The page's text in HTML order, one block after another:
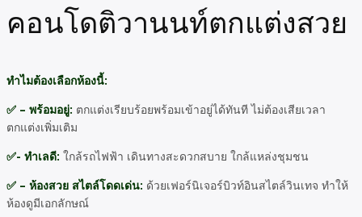
คอนโดติวานนท์ตกแต่งสวย
ทําไมต้องเลือกห้องนี้:
✅ – พร้อมอยู่: ตกแต่งเรียบร้อยพร้อมเข้าอยู่ได้ทันที ไม่ต้องเสียเวลา
ตกแต่งเพิ่มเติม
✅- ทําเลดี: ใกล้รถไฟฟ้า เดินทางสะดวกสบาย ใกล้แหล่งชุมชน
✅ – ห้องสวย สไตล์โดดเด่น: ด้วยเฟอร์นิเจอร์บิวท์อินสไตล์วินเทจ ทําให้
ห้องดูมีเอกลักษณ์